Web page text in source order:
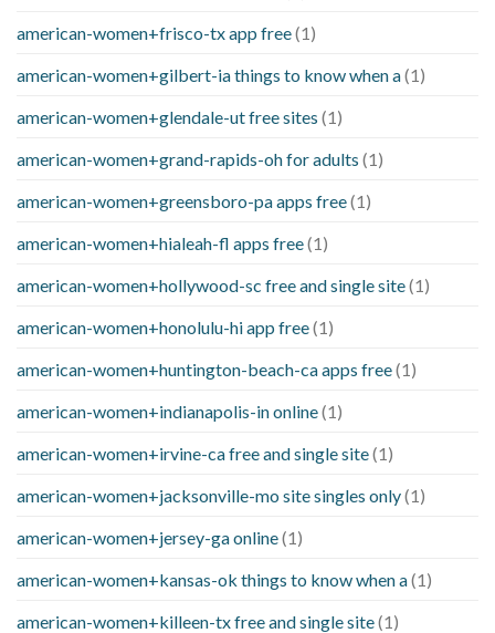
american-women+frisco-tx app free(1)
american-women+gilbert-ia things to know when a(1)
american-women+glendale-ut free sites (1)
american-women+grand-rapids-oh for adults (1)
american-women+greensboro-pa apps free(1)
american-women+hialeah-fl apps free(1)
american-women+hollywood-sc free and single site(1)
american-women+honolulu-hi app free(1)
american-women+huntington-beach-ca apps free(1)
american-women+indianapolis-in online(1)
american-women+irvine-ca free and single site(1)
american-women+jacksonville-mo site singles only(1)
american-women+jersey-ga online(1)
american-women+kansas-ok things to know when a(1)
american-women+killeen-tx free and single site(1)